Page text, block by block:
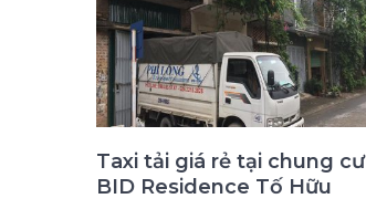
Taxi tải giá rẻ tại chung cư
BID Residence Tố Hữu